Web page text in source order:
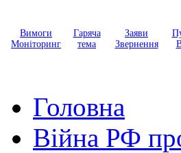
Вимоги
Моніторинг
Гаряча
тема
Заяви
Звернення
Головна
Війна РФ